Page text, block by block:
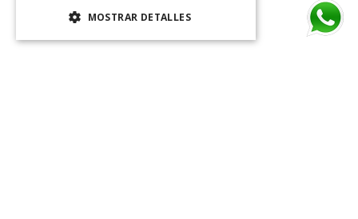
MOSTRAR DETALLES